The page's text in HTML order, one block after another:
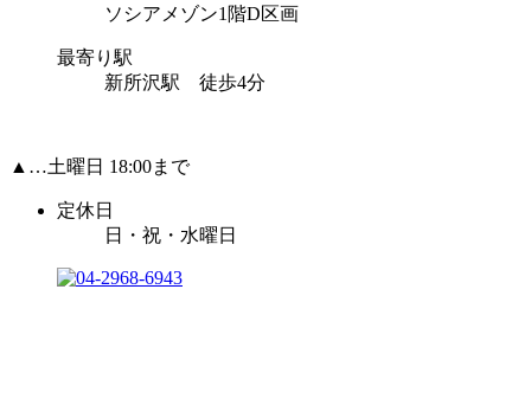
ソシアメゾン1階D区画
最寄り駅
新所沢駅 徒歩4分
▲…土曜日 18:00まで
定休日
日・祝・水曜日